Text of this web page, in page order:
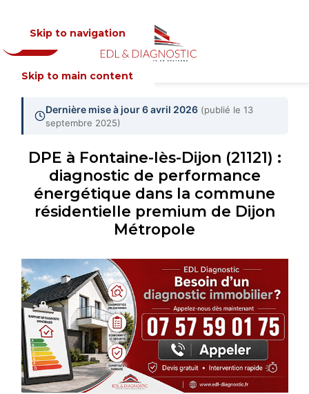
Skip to navigation
Skip to main content
MENU
Dernière mise à jour 6 avril 2026 (publié le 13
septembre 2025)
DPE à Fontaine-lès-Dijon (21121) :
diagnostic de performance
énergétique dans la commune
résidentielle premium de Dijon
Métropole